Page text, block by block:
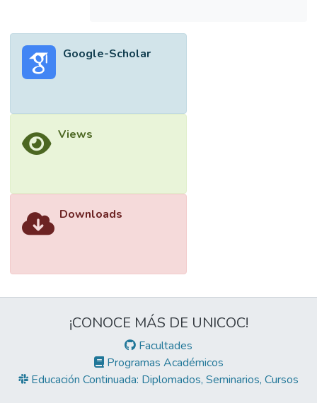
Google-Scholar
Views
Downloads
¡CONOCE MÁS DE UNICOC!
Facultades
Programas Académicos
Educación Continuada: Diplomados, Seminarios, Cursos